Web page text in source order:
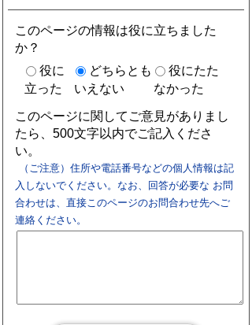
このページの情報は役に立ちました
か？
役に
立った
どちらとも
いえない
役にたた
なかった
このページに関してご意見がありまし
たら、500文字以内でご記入くださ
い。
（ご注意）住所や電話番号などの個人情報は記
入しないでください。なお、回答が必要な お問
合わせは、直接このページのお問合わせ先へご
連絡ください。